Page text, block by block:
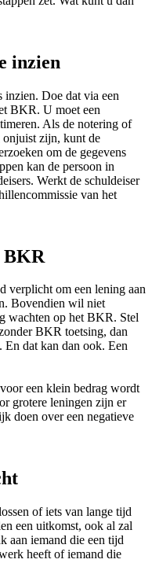
inzien
Doe dat via een
BKR. U moet een
Als de notering of
zijn, kunt de
om de gegevens
kan de persoon in
Werkt de schuldeiser
van het
BKR
verplicht om een lening aan
Bovendien wil niet
wachten op het BKR. Stel
BKR toetsing, dan
En dat kan dan ook. Een
een klein bedrag wordt
grotere leningen zijn er
doen over een negatieve
of iets van lange tijd
een uitkomst, ook al zal
aan iemand die een tijd
heeft of iemand die